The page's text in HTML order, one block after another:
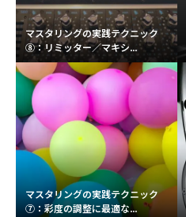
マスタリングの実践テクニック
⑧：リミッター／マキシ...
マスタリングの実践テクニック
⑦：彩度の調整に最適な...